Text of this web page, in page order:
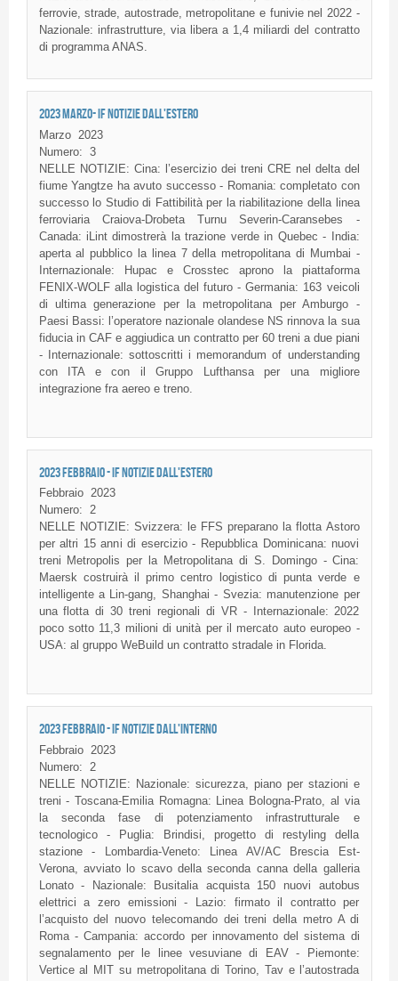
ferrovie, strade, autostrade, metropolitane e funivie nel 2022 -
Nazionale: infrastrutture, via libera a 1,4 miliardi del contratto
di programma ANAS.
2023 MARZO- IF NOTIZIE DALL'ESTERO
Marzo
2023
Numero: 3
NELLE NOTIZIE: Cina: l’esercizio dei treni CRE nel delta del
fiume Yangtze ha avuto successo - Romania: completato con
successo lo Studio di Fattibilità per la riabilitazione della linea
ferroviaria Craiova-Drobeta Turnu Severin-Caransebes -
Canada: iLint dimostrerà la trazione verde in Quebec - India:
aperta al pubblico la linea 7 della metropolitana di Mumbai -
Internazionale: Hupac e Crosstec aprono la piattaforma
FENIX-WOLF alla logistica del futuro - Germania: 163 veicoli
di ultima generazione per la metropolitana per Amburgo -
Paesi Bassi: l’operatore nazionale olandese NS rinnova la sua
fiducia in CAF e aggiudica un contratto per 60 treni a due piani
- Internazionale: sottoscritti i memorandum of understanding
con ITA e con il Gruppo Lufthansa per una migliore
integrazione fra aereo e treno.
2023 FEBBRAIO - IF NOTIZIE DALL'ESTERO
Febbraio 2023
Numero: 2
NELLE NOTIZIE: Svizzera: le FFS preparano la flotta Astoro
per altri 15 anni di esercizio - Repubblica Dominicana: nuovi
treni Metropolis per la Metropolitana di S. Domingo - Cina:
Maersk costruirà il primo centro logistico di punta verde e
intelligente a Lin-gang, Shanghai - Svezia: manutenzione per
una flotta di 30 treni regionali di VR - Internazionale: 2022
poco sotto 11,3 milioni di unità per il mercato auto europeo -
USA: al gruppo WeBuild un contratto stradale in Florida.
2023 FEBBRAIO - IF NOTIZIE DALL'INTERNO
Febbraio 2023
Numero: 2
NELLE NOTIZIE: Nazionale: sicurezza, piano per stazioni e
treni - Toscana-Emilia Romagna: Linea Bologna-Prato, al via
la seconda fase di potenziamento infrastrutturale e
tecnologico - Puglia: Brindisi, progetto di restyling della
stazione - Lombardia-Veneto: Linea AV/AC Brescia Est-
Verona, avviato lo scavo della seconda canna della galleria
Lonato - Nazionale: Busitalia acquista 150 nuovi autobus
elettrici a zero emissioni - Lazio: firmato il contratto per
l’acquisto del nuovo telecomando dei treni della metro A di
Roma - Campania: accordo per innovamento del sistema di
segnalamento per le linee vesuviane di EAV - Piemonte:
Vertice al MIT su metropolitana di Torino, Tav e l’autostrada